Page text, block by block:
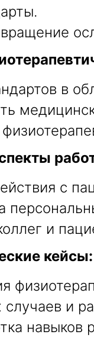
в
с
и
кейсы:
и
навыков